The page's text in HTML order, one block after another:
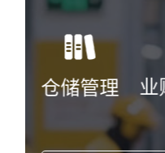
仓储管理 业